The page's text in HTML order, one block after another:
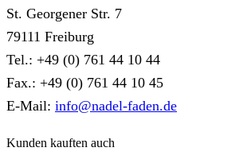
St. Georgener Str. 7
79111 Freiburg
Tel.: +49 (0) 761 44 10 44
Fax.: +49 (0) 761 44 10 45
E-Mail: info@nadel-faden.de
Kunden kauften auch